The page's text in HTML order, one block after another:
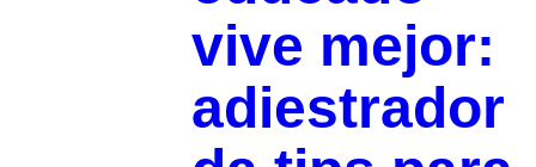
vive mejor:
adiestrador